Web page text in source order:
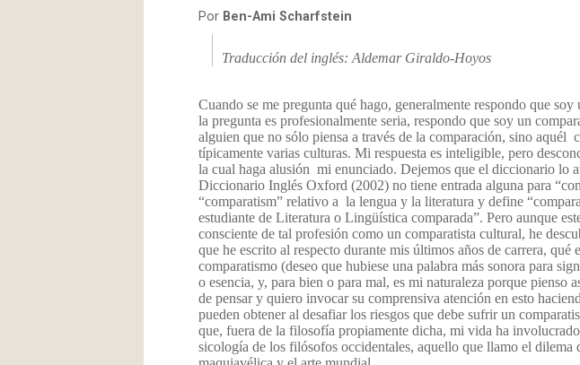
Por Ben-Ami Scharfstein
Traducción del inglés: Aldemar Giraldo-Hoyos
Cuando se me pregunta qué hago, generalmente respondo que
la pregunta es profesionalmente seria, respondo que soy un
alguien que no sólo piensa a través de la comparación, sino aquél
típicamente varias culturas. Mi respuesta es inteligible, pero
la cual haga alusión mi enunciado. Dejemos que el diccionario lo
Diccionario Inglés Oxford (2002) no tiene entrada alguna para
“comparatism” relativo a la lengua y la literatura y define
estudiante de Literatura o Lingüística comparada”. Pero aunque
consciente de tal profesión como un comparatista cultural, he
que he escrito al respecto durante mis últimos años de carrera, qué
comparatismo (deseo que hubiese una palabra más sonora para
o esencia, y, para bien o para mal, es mi naturaleza porque pienso
de pensar y quiero invocar su comprensiva atención en esto
pueden obtener al desafiar los riesgos que debe sufrir un
que, fuera de la filosofía propiamente dicha, mi vida ha
sicología de los filósofos occidentales, aquello que llamo el